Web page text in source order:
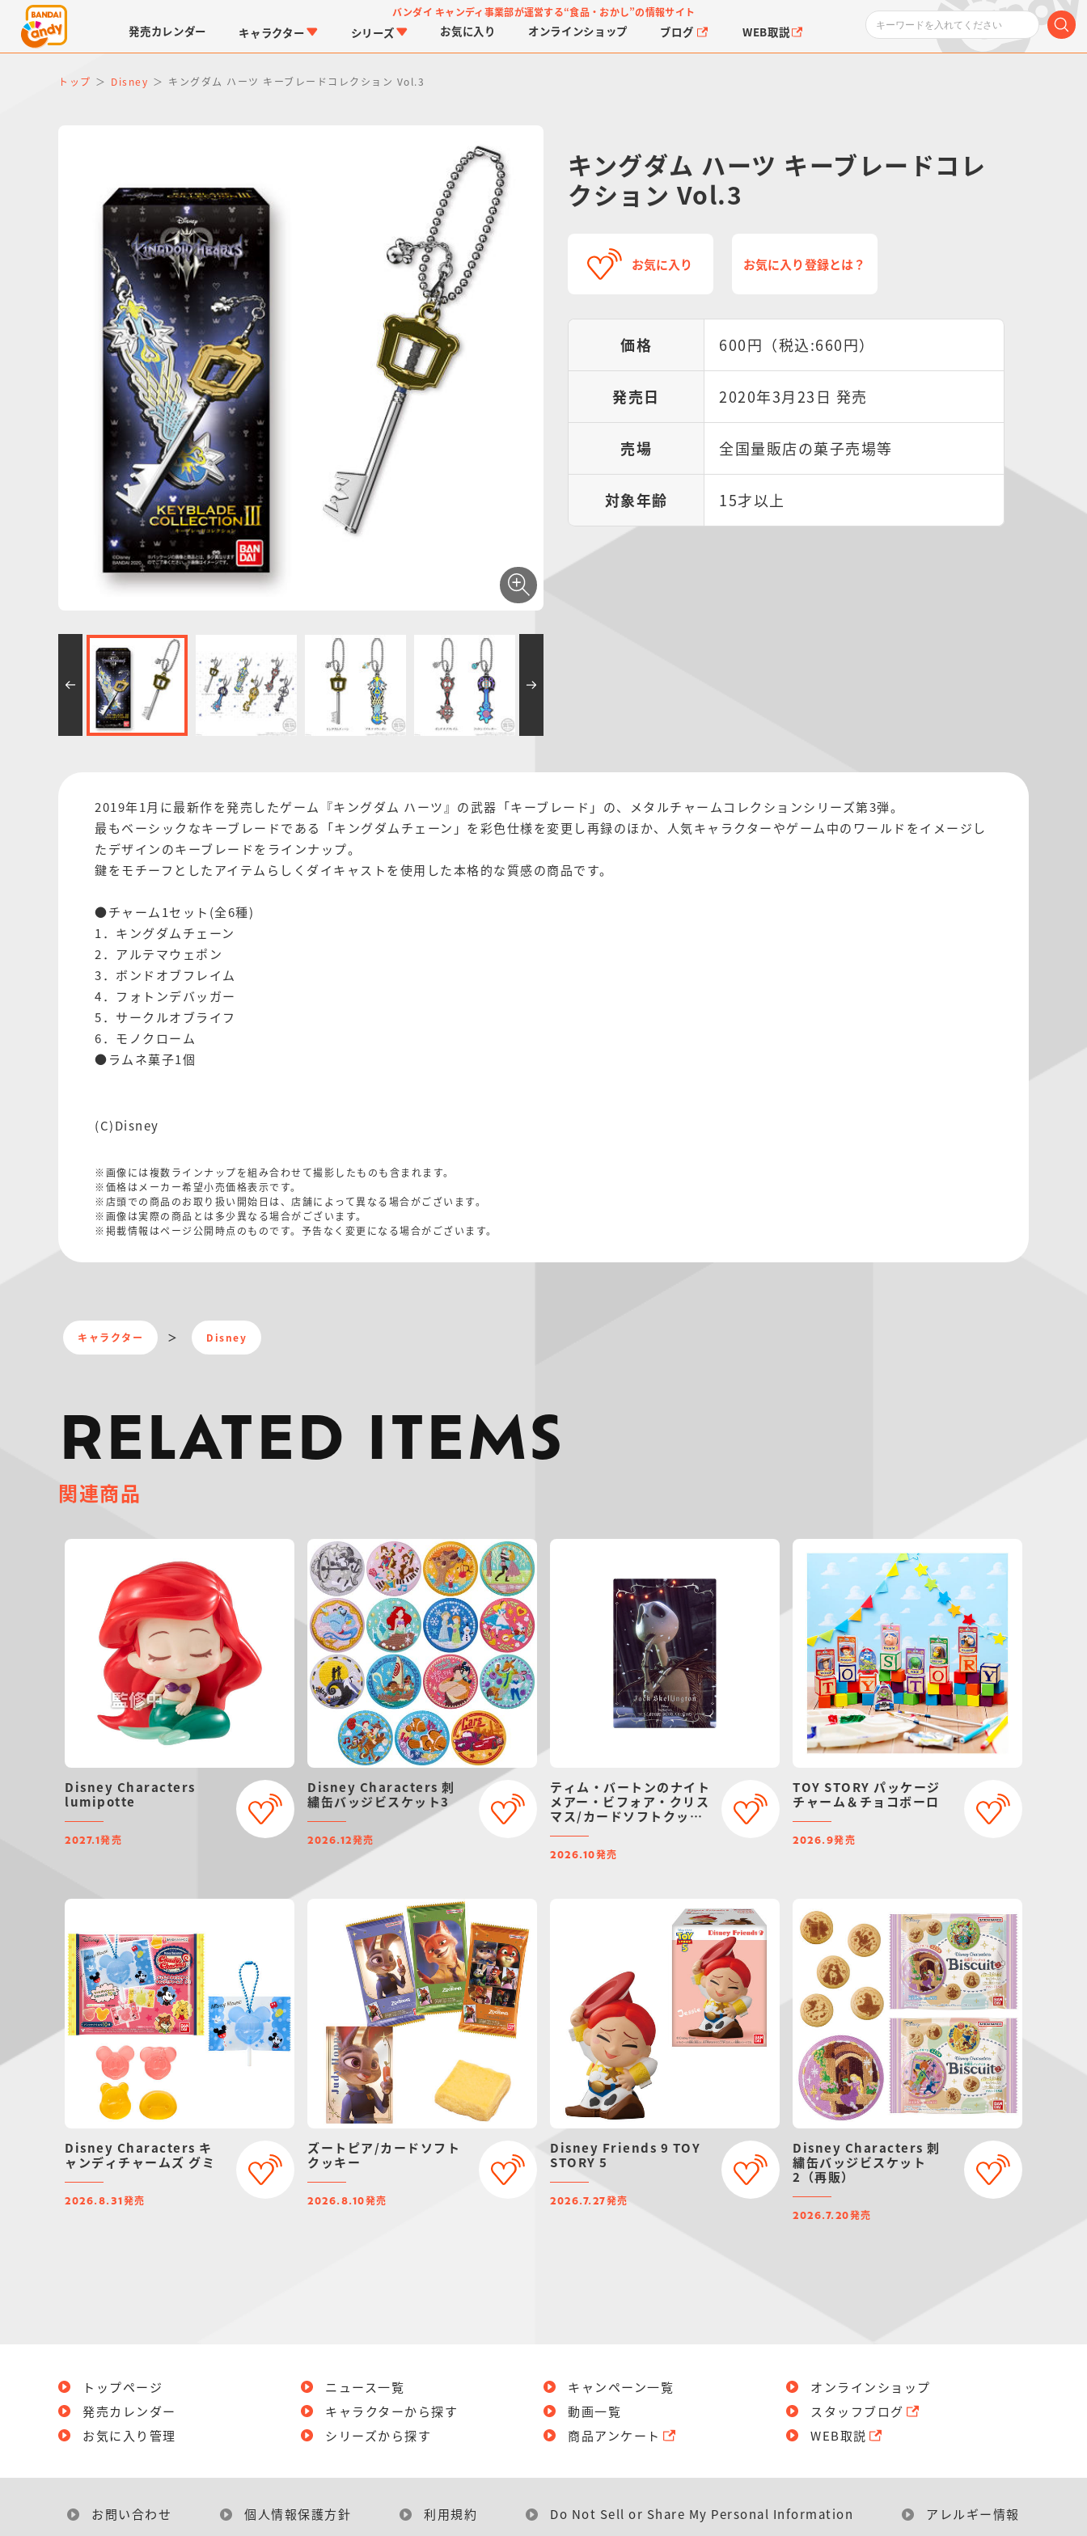
バンダイ キャンディ事業部が運営する“食品・おかし”の情報サイト
発売カレンダー キャラクター
LINK TRAVELERS 仮面ライダーシリーズ
PROJECT R.E.D.・ス
ーパー戦隊シリーズ
シリーズ
チョコボックス キャラパキ つりグミ
お気に入り オンラインショップ ブログ WEB取説
トップ Disney キングダム ハーツ キーブレードコレクション Vol.3
キングダム ハーツ キーブレードコレ
クション Vol.3
お気に入り お気に入り登録とは？
価格 600円（税込:660円）
発売日 2020年3月23日 発売
売場 全国量販店の菓子売場等
対象年齢 15才以上
2019年1月に最新作を発売したゲーム『キングダム ハーツ』の武器「キーブレード」の、メタルチャームコレクションシリーズ第3弾。
最もベーシックなキーブレードである「キングダムチェーン」を彩色仕様を変更し再録のほか、人気キャラクターやゲーム中のワールドをイメージし
たデザインのキーブレードをラインナップ。
鍵をモチーフとしたアイテムらしくダイキャストを使用した本格的な質感の商品です。
●チャーム1セット(全6種)
1．キングダムチェーン
2．アルテマウェポン
3．ボンドオブフレイム
4．フォトンデバッガー
5．サークルオブライフ
6．モノクローム
●ラムネ菓子1個
(C)Disney
※画像には複数ラインナップを組み合わせて撮影したものも含まれます。
※価格はメーカー希望小売価格表示です。
※店頭での商品のお取り扱い開始日は、店舗によって異なる場合がございます。
※画像は実際の商品とは多少異なる場合がございます。
※掲載情報はページ公開時点のものです。予告なく変更になる場合がございます。
キャラクター Disney
RELATED ITEMS
関連商品
Disney Characters
lumipotte
2027.1発売
Disney Characters 刺
繍缶バッジビスケット3
2026.12発売
ティム・バートンのナイト
メアー・ビフォア・クリス
マス/カードソフトクッキ
2026.10発売
TOY STORY パッケージ
チャーム＆チョコボーロ
2026.9発売
Disney Characters キ
ャンディチャームズ グミ
2026.8.31 発売
ズートピア/カードソフト
クッキー
2026.8.10発売
Disney Friends 9 TOY
STORY 5
2026.7.27 発売
Disney Characters 刺
繍缶バッジビスケット
2（再販）
2026.7.20発売
トップページ
発売カレンダー
お気に入り管理
ニュース一覧
キャラクターから探す
シリーズから探す
キャンペーン一覧
動画一覧
商品アンケート
オンラインショップ
スタッフブログ
WEB取説
お問い合わせ 個人情報保護方針 利用規約 Do Not Sell or Share My Personal Information アレルギー情報